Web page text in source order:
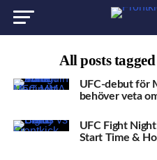
All posts
UFC-debut för
behöver veta
UFC Fight
Start Time &